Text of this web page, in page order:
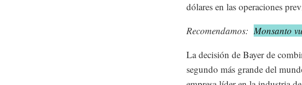
dólares en las operaciones
Recomendamos: Monsanto
La decisión de Bayer de
segundo más grande del